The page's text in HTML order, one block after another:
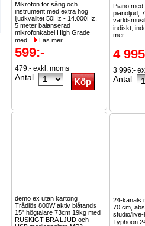
Mikrofon för sång och
instrument med extra hög
ljudkvalitet 50Hz - 14.000Hz.
5 meter balanserad
mikrofonkabel High Grade
med...
Läs mer
599:-
479:- exkl. moms
Antal
demo ex utan kartong
Trådlös 800W aktiv blåtands
15" högtalare 73cm 19kg med
RUSKIGT BRA LJUD och
Piano
pianoljud,
indiskt,
mer
4
3 996:-
Antal
24-kanals
70 cm,
studio/live-
Typhoon